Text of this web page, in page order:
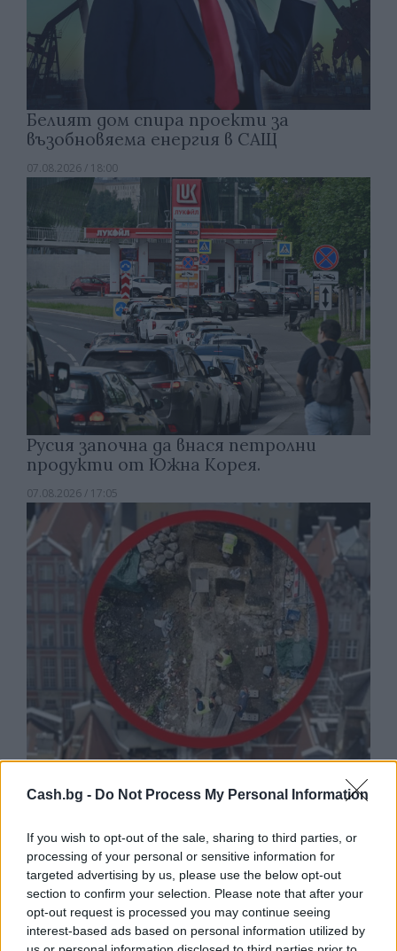
Cash.bg - Do Not Process My Personal Information
If you wish to opt-out of the sale, sharing to third parties, or
processing of your personal or sensitive information for
targeted advertising by us, please use the below opt-out
section to confirm your selection. Please note that after your
opt-out request is processed you may continue seeing
interest-based ads based on personal information utilized by
Белият дом спира проекти за
възобновяема енергия в САЩ
07.08.2026 / 18:00
Русия започна да внася петролни
продукти от Южна Корея.
07.08.2026 / 17:05
откриха под кафене за сладолед в
Полша
07.08.2026 / 16:00